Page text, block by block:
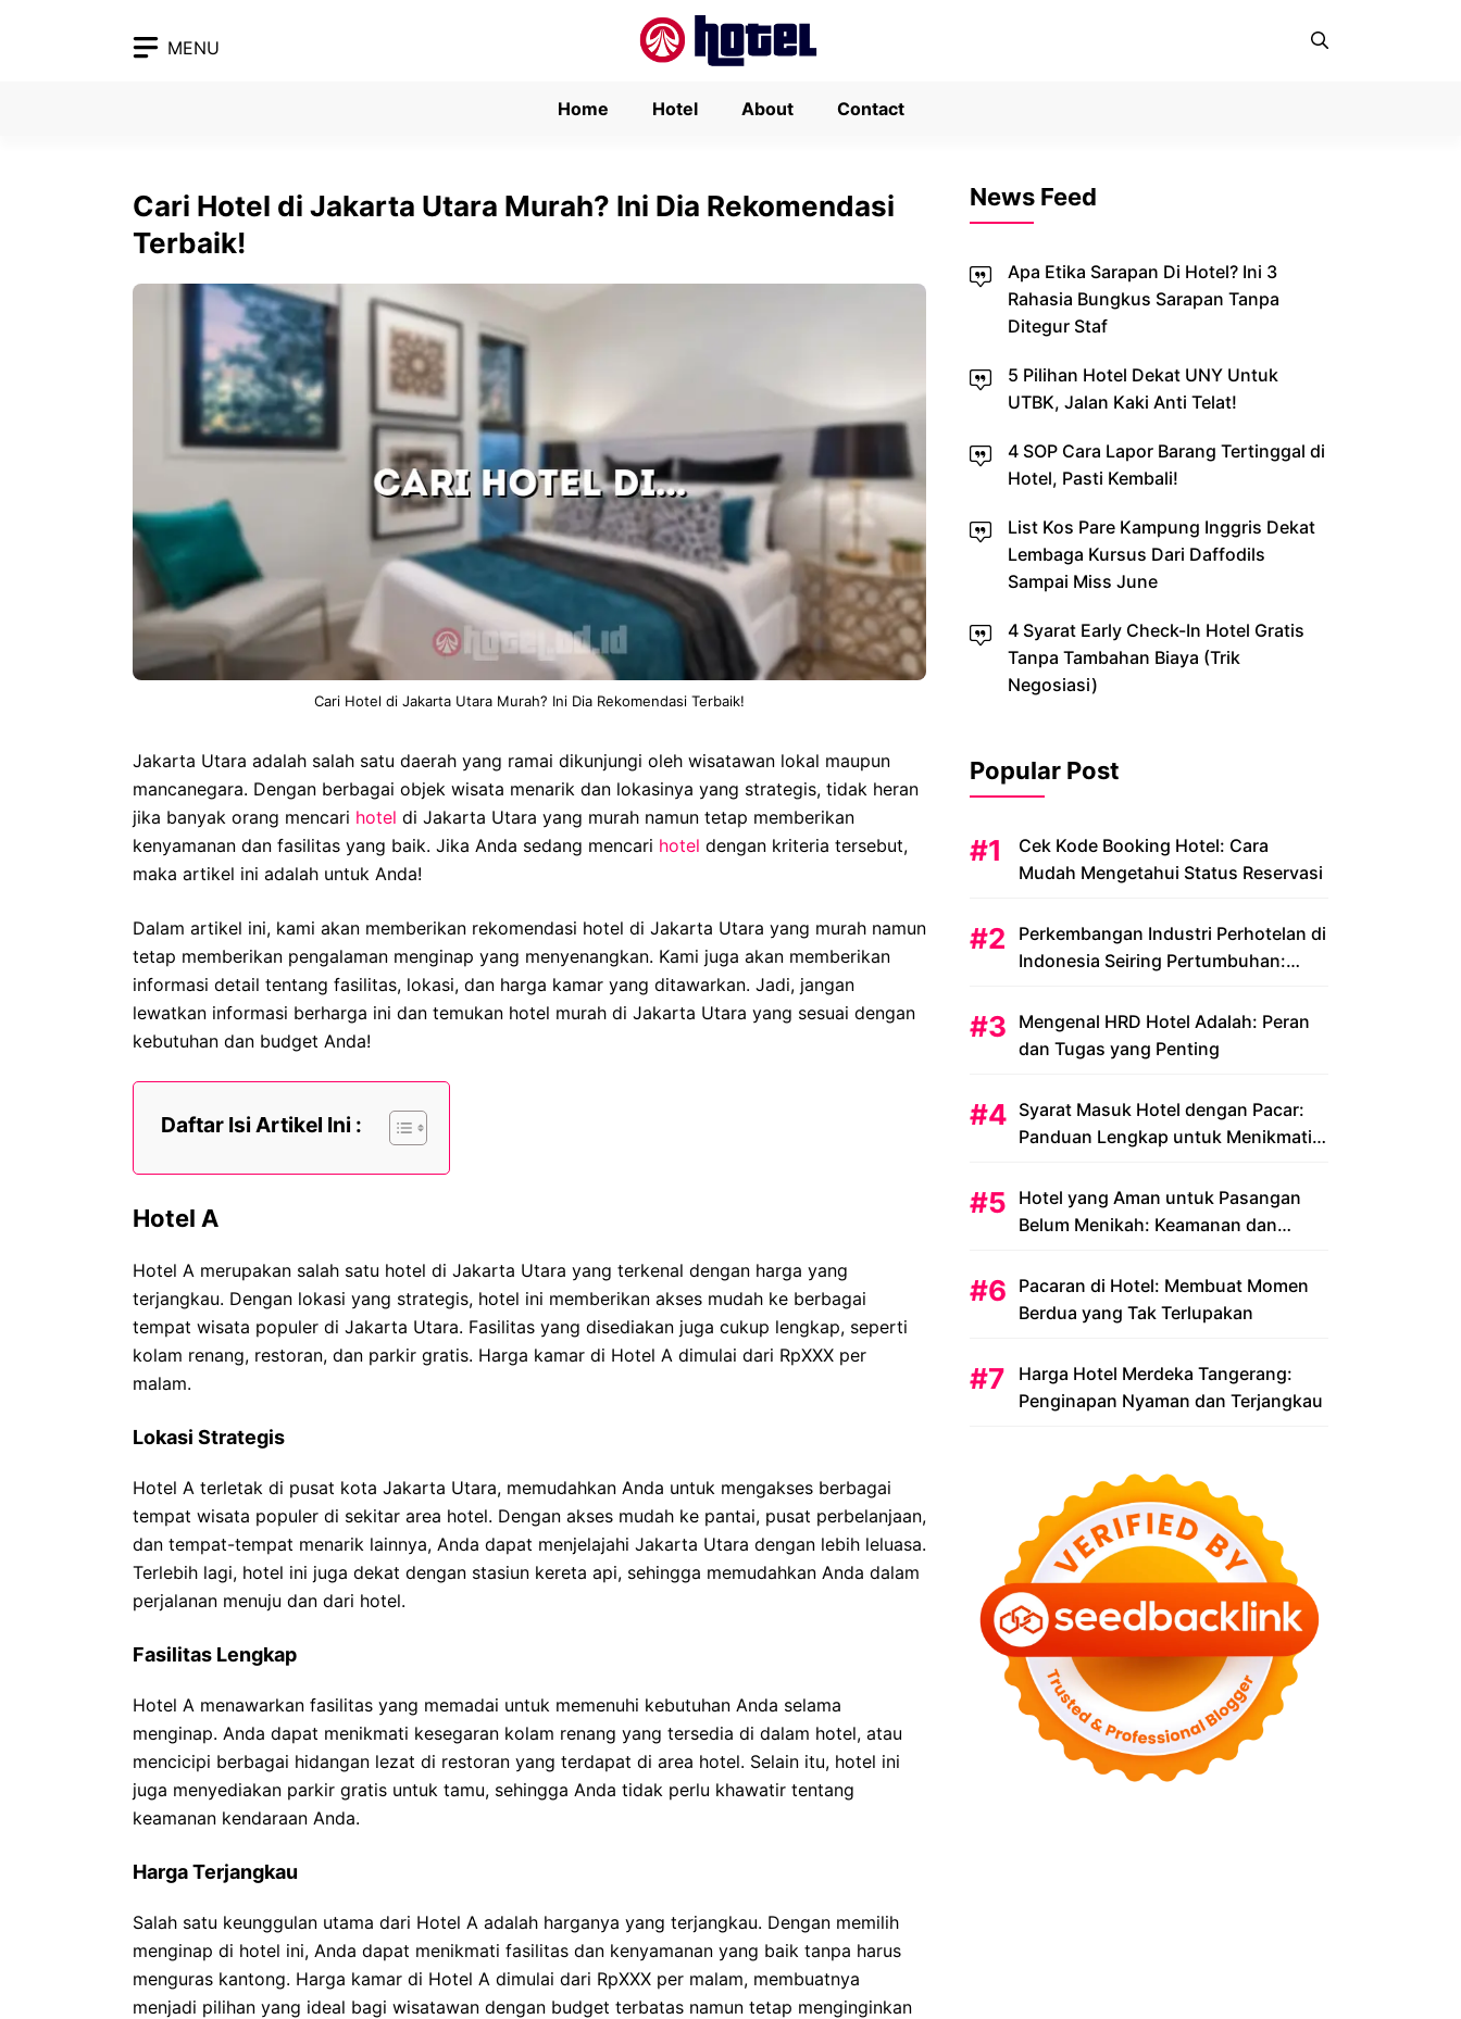
MENU
Home Hotel About Contact
Cari Hotel di Jakarta Utara Murah? Ini Dia Rekomendasi
Terbaik!
Cari Hotel di Jakarta Utara Murah? Ini Dia Rekomendasi Terbaik!
Jakarta Utara adalah salah satu daerah yang ramai dikunjungi oleh wisatawan lokal maupun
mancanegara. Dengan berbagai objek wisata menarik dan lokasinya yang strategis, tidak heran
jika banyak orang mencari hotel di Jakarta Utara yang murah namun tetap memberikan
kenyamanan dan fasilitas yang baik. Jika Anda sedang mencari hotel dengan kriteria tersebut,
maka artikel ini adalah untuk Anda!
Dalam artikel ini, kami akan memberikan rekomendasi hotel di Jakarta Utara yang murah namun
tetap memberikan pengalaman menginap yang menyenangkan. Kami juga akan memberikan
informasi detail tentang fasilitas, lokasi, dan harga kamar yang ditawarkan. Jadi, jangan
lewatkan informasi berharga ini dan temukan hotel murah di Jakarta Utara yang sesuai dengan
kebutuhan dan budget Anda!
Daftar Isi Artikel Ini :
Hotel A
Hotel A merupakan salah satu hotel di Jakarta Utara yang terkenal dengan harga yang
terjangkau. Dengan lokasi yang strategis, hotel ini memberikan akses mudah ke berbagai
tempat wisata populer di Jakarta Utara. Fasilitas yang disediakan juga cukup lengkap, seperti
kolam renang, restoran, dan parkir gratis. Harga kamar di Hotel A dimulai dari RpXXX per
malam.
Lokasi Strategis
Hotel A terletak di pusat kota Jakarta Utara, memudahkan Anda untuk mengakses berbagai
tempat wisata populer di sekitar area hotel. Dengan akses mudah ke pantai, pusat perbelanjaan,
dan tempat-tempat menarik lainnya, Anda dapat menjelajahi Jakarta Utara dengan lebih leluasa.
Terlebih lagi, hotel ini juga dekat dengan stasiun kereta api, sehingga memudahkan Anda dalam
perjalanan menuju dan dari hotel.
Fasilitas Lengkap
Hotel A menawarkan fasilitas yang memadai untuk memenuhi kebutuhan Anda selama
menginap. Anda dapat menikmati kesegaran kolam renang yang tersedia di dalam hotel, atau
mencicipi berbagai hidangan lezat di restoran yang terdapat di area hotel. Selain itu, hotel ini
juga menyediakan parkir gratis untuk tamu, sehingga Anda tidak perlu khawatir tentang
keamanan kendaraan Anda.
Harga Terjangkau
Salah satu keunggulan utama dari Hotel A adalah harganya yang terjangkau. Dengan memilih
menginap di hotel ini, Anda dapat menikmati fasilitas dan kenyamanan yang baik tanpa harus
menguras kantong. Harga kamar di Hotel A dimulai dari RpXXX per malam, membuatnya
menjadi pilihan yang ideal bagi wisatawan dengan budget terbatas namun tetap menginginkan
News Feed
Apa Etika Sarapan Di Hotel? Ini 3
Rahasia Bungkus Sarapan Tanpa
Ditegur Staf
5 Pilihan Hotel Dekat UNY Untuk
UTBK, Jalan Kaki Anti Telat!
4 SOP Cara Lapor Barang Tertinggal di
Hotel, Pasti Kembali!
List Kos Pare Kampung Inggris Dekat
Lembaga Kursus Dari Daffodils
Sampai Miss June
4 Syarat Early Check-In Hotel Gratis
Tanpa Tambahan Biaya (Trik
Negosiasi)
Popular Post
Cek Kode Booking Hotel: Cara
Mudah Mengetahui Status Reservasi
Perkembangan Industri Perhotelan di
Indonesia Seiring Pertumbuhan:
Mengenal HRD Hotel Adalah: Peran
dan Tugas yang Penting
Syarat Masuk Hotel dengan Pacar:
Panduan Lengkap untuk Menikmati
Hotel yang Aman untuk Pasangan
Belum Menikah: Keamanan dan
Pacaran di Hotel: Membuat Momen
Berdua yang Tak Terlupakan
Harga Hotel Merdeka Tangerang:
Penginapan Nyaman dan Terjangkau